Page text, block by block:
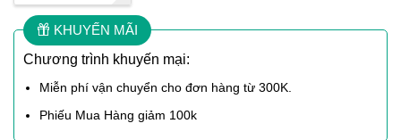
KHUYẾN MÃI
Chương trình khuyến mại:
Miễn phí vận chuyển cho đơn hàng từ 300K.
Phiếu Mua Hàng giảm 100k